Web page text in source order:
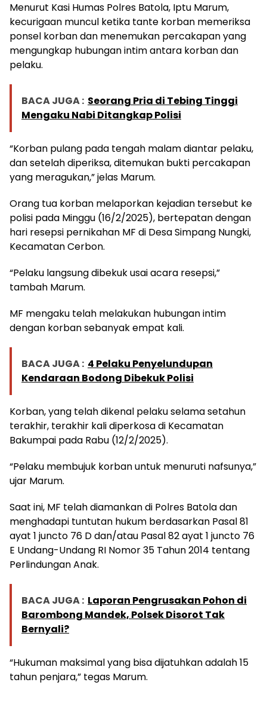
Menurut Kasi Humas Polres Batola, Iptu Marum,
kecurigaan muncul ketika tante korban memeriksa
ponsel korban dan menemukan percakapan yang
mengungkap hubungan intim antara korban dan
pelaku.
BACA JUGA : Seorang Pria di Tebing Tinggi
Mengaku Nabi Ditangkap Polisi
“Korban pulang pada tengah malam diantar pelaku,
dan setelah diperiksa, ditemukan bukti percakapan
yang meragukan,” jelas Marum.
Orang tua korban melaporkan kejadian tersebut ke
polisi pada Minggu (16/2/2025), bertepatan dengan
hari resepsi pernikahan MF di Desa Simpang Nungki,
Kecamatan Cerbon.
“Pelaku langsung dibekuk usai acara resepsi,”
tambah Marum.
MF mengaku telah melakukan hubungan intim
dengan korban sebanyak empat kali.
BACA JUGA : 4 Pelaku Penyelundupan
Kendaraan Bodong Dibekuk Polisi
Korban, yang telah dikenal pelaku selama setahun
terakhir, terakhir kali diperkosa di Kecamatan
Bakumpai pada Rabu (12/2/2025).
“Pelaku membujuk korban untuk menuruti nafsunya,”
ujar Marum.
Saat ini, MF telah diamankan di Polres Batola dan
menghadapi tuntutan hukum berdasarkan Pasal 81
ayat 1 juncto 76 D dan/atau Pasal 82 ayat 1 juncto 76
E Undang-Undang RI Nomor 35 Tahun 2014 tentang
Perlindungan Anak.
BACA JUGA : Laporan Pengrusakan Pohon di
Barombong Mandek, Polsek Disorot Tak
Bernyali?
“Hukuman maksimal yang bisa dijatuhkan adalah 15
tahun penjara,” tegas Marum.